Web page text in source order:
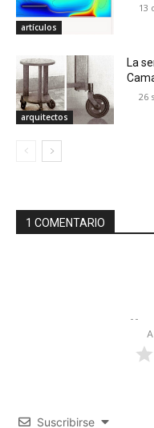
artículos
13
arquitectos
La
26
1 COMENTARIO
Suscribirse